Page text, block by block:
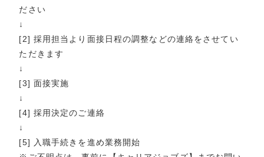
ださい
↓
[2] 採用担当より面接日程の調整などの連絡をさせてい
ただきます
↓
[3] 面接実施
↓
[4] 採用決定のご連絡
↓
[5] 入職手続きを進め業務開始